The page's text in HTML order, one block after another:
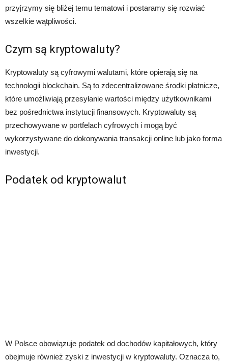
przyjrzymy się bliżej temu tematowi i postaramy się rozwiać
wszelkie wątpliwości.
Czym są kryptowaluty?
Kryptowaluty są cyfrowymi walutami, które opierają się na
technologii blockchain. Są to zdecentralizowane środki płatnicze,
które umożliwiają przesyłanie wartości między użytkownikami
bez pośrednictwa instytucji finansowych. Kryptowaluty są
przechowywane w portfelach cyfrowych i mogą być
wykorzystywane do dokonywania transakcji online lub jako forma
inwestycji.
Podatek od kryptowalut
W Polsce obowiązuje podatek od dochodów kapitałowych, który
obejmuje również zyski z inwestycji w kryptowaluty. Oznacza to,